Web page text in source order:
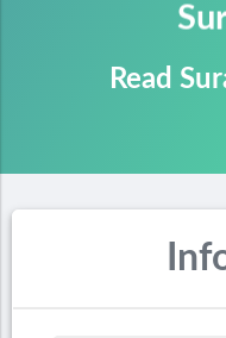
Read